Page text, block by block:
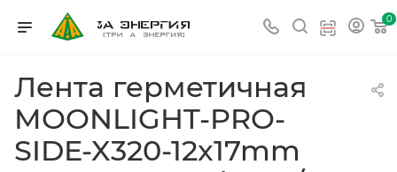
0
Лента герметичная
MOONLIGHT-PRO-
SIDE-X320-12x17mm